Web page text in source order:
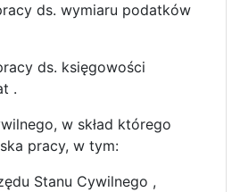
ds. wymiaru podatków
ds. księgowości
.
w skład którego
pracy, w tym:
Stanu Cywilnego ,